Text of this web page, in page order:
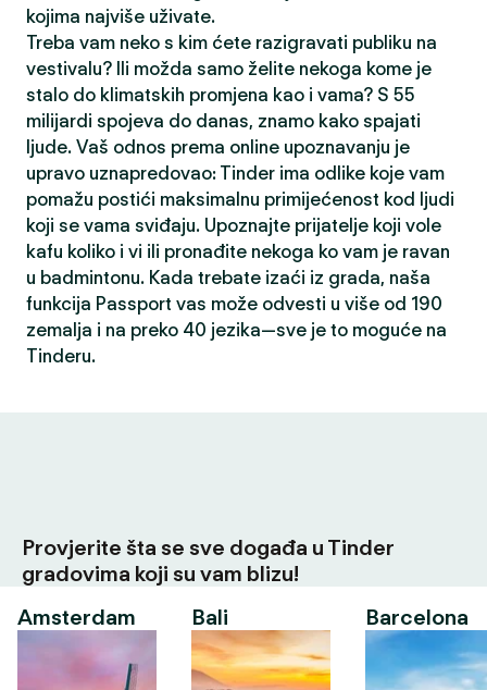
kojima najviše uživate.
Treba vam neko s kim ćete razigravati publiku na
vestivalu? Ili možda samo želite nekoga kome je
stalo do klimatskih promjena kao i vama? S 55
milijardi spojeva do danas, znamo kako spajati
ljude. Vaš odnos prema online upoznavanju je
upravo uznapredovao: Tinder ima odlike koje vam
pomažu postići maksimalnu primijećenost kod ljudi
koji se vama sviđaju. Upoznajte prijatelje koji vole
kafu koliko i vi ili pronađite nekoga ko vam je ravan
u badmintonu. Kada trebate izaći iz grada, naša
funkcija Passport vas može odvesti u više od 190
zemalja i na preko 40 jezika—sve je to moguće na
Tinderu.
Provjerite šta se sve događa u Tinder
gradovima koji su vam blizu!
Amsterdam
Bali Barcelona